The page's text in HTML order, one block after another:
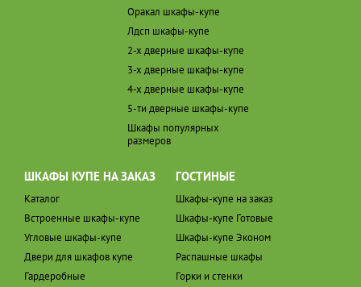
Оракал шкафы-купе
Лдсп шкафы-купе
2-х дверные шкафы-купе
3-х дверные шкафы-купе
4-х дверные шкафы-купе
5-ти дверные шкафы-купе
Шкафы популярных
размеров
ШКАФЫ КУПЕ НА ЗАКАЗ
Каталог
Встроенные шкафы-купе
Угловые шкафы-купе
Двери для шкафов купе
Гардеробные
ГОСТИНЫЕ
Шкафы-купе на заказ
Шкафы-купе Готовые
Шкафы-купе Эконом
Распашные шкафы
Горки и стенки